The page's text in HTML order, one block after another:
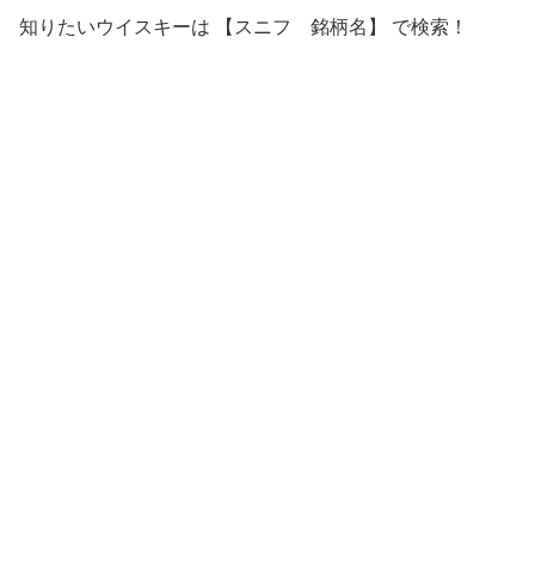
知りたいウイスキーは 【スニフ 銘柄名】 で検索！